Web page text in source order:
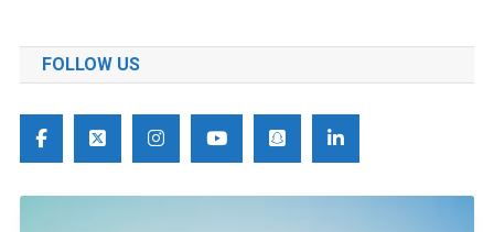
FOLLOW US